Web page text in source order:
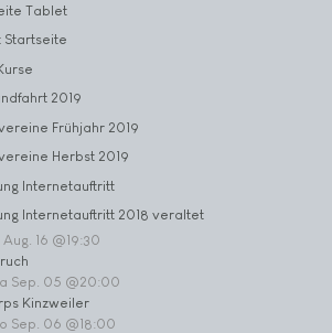
Tablet
Startseite
2019
Frühjahr 2019
Herbst 2019
Internetauftritt
Internetauftritt 2018 veraltet
Aug. 16 @19:30
Sep. 05 @20:00
Kinzweiler
Sep. 06 @18:00